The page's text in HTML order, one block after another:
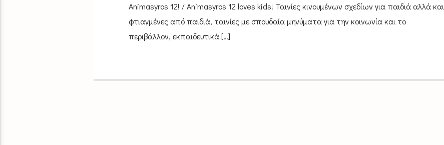
Animasyros 12! / Animasyros 12 loves kids! Ταινίες κινουμένων σχεδίων για παιδιά αλλά και
φτιαγμένες από παιδιά, ταινίες με σπουδαία μηνύματα για την κοινωνία και το
περιβάλλον, εκπαιδευτικά […]